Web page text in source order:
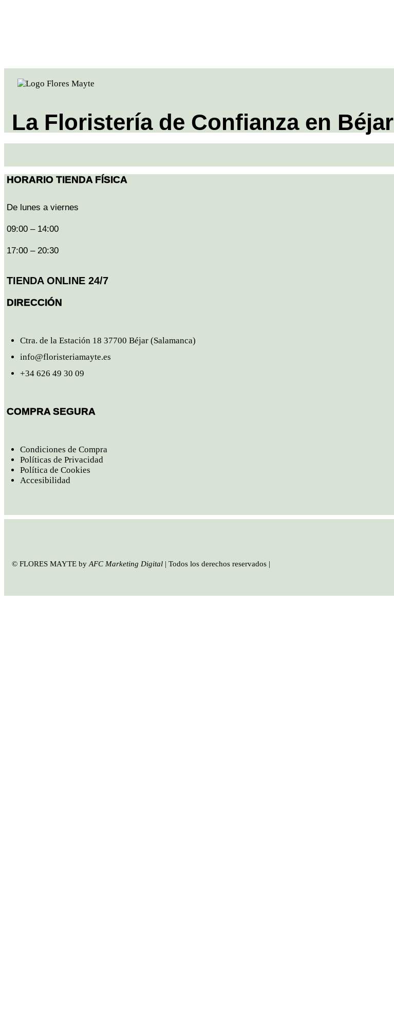
La Floristería de Confianza en Béjar
HORARIO TIENDA FÍSICA
De lunes a viernes
09:00 – 14:00
17:00 – 20:30
TIENDA ONLINE 24/7
DIRECCIÓN
Ctra. de la Estación 18 37700 Béjar (Salamanca)
info@floristeriamayte.es
+34 626 49 30 09
COMPRA SEGURA
Condiciones de Compra
Políticas de Privacidad
Política de Cookies
Accesibilidad
© FLORES MAYTE by AFC Marketing Digital | Todos los derechos reservados |